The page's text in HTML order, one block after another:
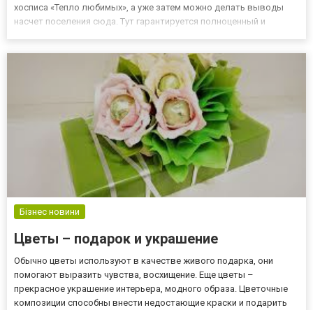
хосписа «Тепло любимых», а уже затем можно делать выводы
насчет поселения сюда. Тут гарантируется полноценный и
Бізнес новини
Цветы – подарок и украшение
Обычно цветы используют в качестве живого подарка, они
помогают выразить чувства, восхищение. Еще цветы –
прекрасное украшение интерьера, модного образа. Цветочные
композиции способны внести недостающие краски и подарить